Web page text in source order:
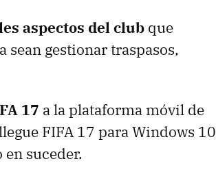
aspectos del club que
sean gestionar traspasos,
17 a la plataforma móvil de
FIFA 17 para Windows 10
suceder.